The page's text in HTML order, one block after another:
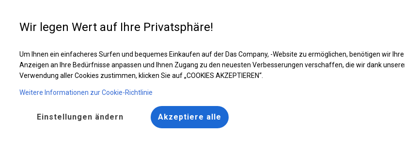
Entwerfen Sie Ihr Zelt
Ganzjährig geöffnete Zelthalle | 8x12 m
Wir legen Wert auf Ihre Privatsphäre!
Um Ihnen ein einfacheres Surfen und bequemes Einkaufen auf der Das Company, -Website zu ermöglichen, benötigen wir
Anzeigen an Ihre Bedürfnisse anpassen und Ihnen Zugang zu den neuesten Verbesserungen verschaffen, die wir dank
Verwendung aller Cookies zustimmen, klicken Sie auf „COOKIES AKZEPTIEREN“.
Weitere Informationen zur Cookie-Richtlinie
Einstellungen ändern Akzeptiere alle